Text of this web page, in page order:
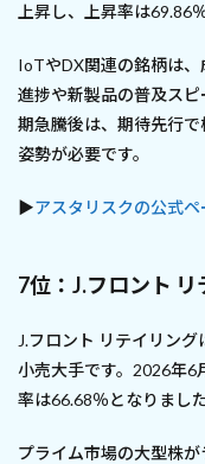
上昇し、上昇率は69.86
IoTやDX関連の銘柄は
進捗や新製品の普及ス
期急騰後は、期待先行
姿勢が必要です。
▶アスタリスクの公式ペ
7位：J.フロント リ
J.フロント リテイリン
小売大手です。2026年6
率は66.68％となりました
プライム市場の大型株